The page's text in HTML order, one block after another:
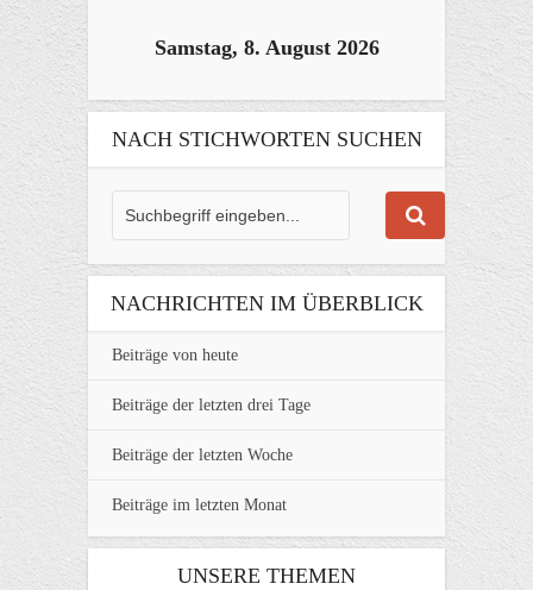
Samstag, 8. August 2026
NACH STICHWORTEN SUCHEN
NACHRICHTEN IM ÜBERBLICK
Beiträge von heute
Beiträge der letzten drei Tage
Beiträge der letzten Woche
Beiträge im letzten Monat
UNSERE THEMEN